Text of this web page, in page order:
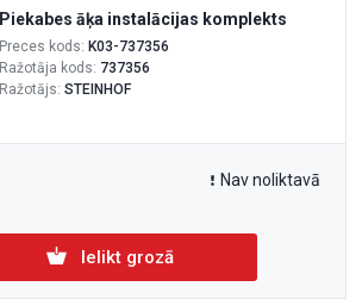
Piekabes āķa instalācijas komplekts
Preces kods: K03-737356
Ražotāja kods: 737356
Ražotājs: STEINHOF
Nav noliktavā
Ielikt grozā